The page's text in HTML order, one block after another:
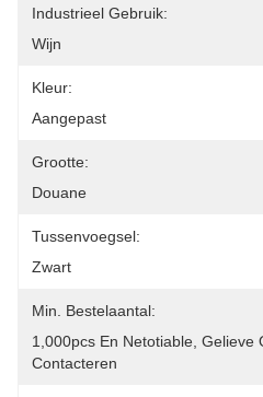
Industrieel Gebruik:
Wijn
Kleur:
Aangepast
Grootte:
Douane
Tussenvoegsel:
Zwart
Min. Bestelaantal:
1,000pcs En Netotiable, Gelieve
Contacteren